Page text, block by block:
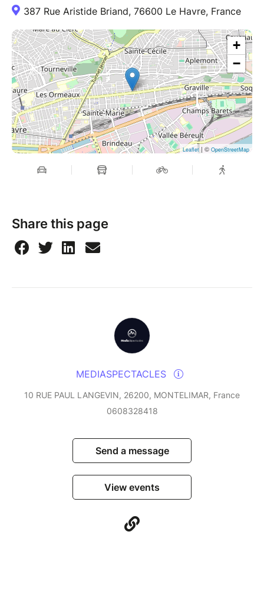
387 Rue Aristide Briand, 76600 Le Havre, France
+
−
Leaflet| © OpenStreetMap
Share this page
MEDIASPECTACLES
10 RUE PAUL LANGEVIN, 26200, MONTELIMAR, France
0608328418
Send a message
View events